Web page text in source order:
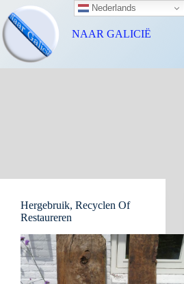
NAAR GALICIË
Hergebruik, Recyclen Of
Restaureren
Nederlands